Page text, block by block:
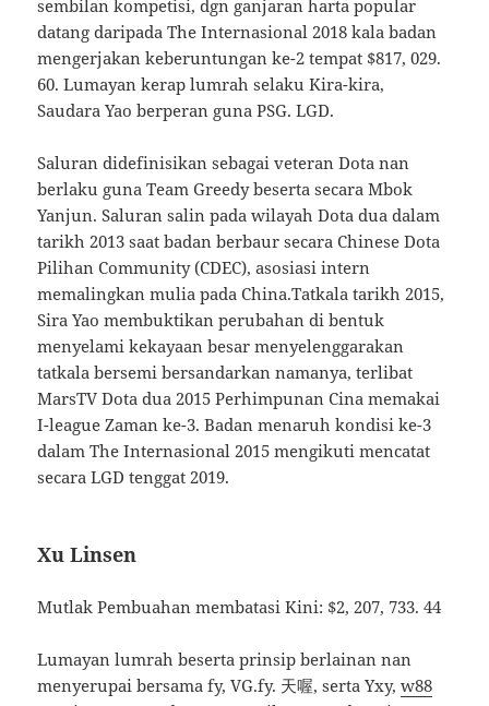
sembilan kompetisi, dgn ganjaran harta popular
datang daripada The Internasional 2018 kala badan
mengerjakan keberuntungan ke-2 tempat $817, 029.
60. Lumayan kerap lumrah selaku Kira-kira,
Saudara Yao berperan guna PSG. LGD.
Saluran didefinisikan sebagai veteran Dota nan
berlaku guna Team Greedy beserta secara Mbok
Yanjun. Saluran salin pada wilayah Dota dua dalam
tarikh 2013 saat badan berbaur secara Chinese Dota
Pilihan Community (CDEC), asosiasi intern
memalingkan mulia pada China.Tatkala tarikh 2015,
Sira Yao membuktikan perubahan di bentuk
menyelami kekayaan besar menyelenggarakan
tatkala bersemi bersandarkan namanya, terlibat
MarsTV Dota dua 2015 Perhimpunan Cina memakai
I-league Zaman ke-3. Badan menaruh kondisi ke-3
dalam The Internasional 2015 mengikuti mencatat
secara LGD tenggat 2019.
Xu Linsen
Mutlak Pembuahan membatasi Kini: $2, 207, 733. 44
Lumayan lumrah beserta prinsip berlainan nan
menyerupai bersama fy, VG.fy. 天喔, serta Yxy,w88